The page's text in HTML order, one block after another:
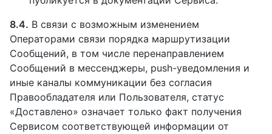
8.4. В связи с возможным изменением
Операторами связи порядка маршрутизации
Сообщений, в том числе перенаправлением
Сообщений в мессенджеры, push-уведомления и
иные каналы коммуникации без согласия
Правообладателя или Пользователя, статус
«Доставлено» означает только факт получения
Сервисом соответствующей информации от